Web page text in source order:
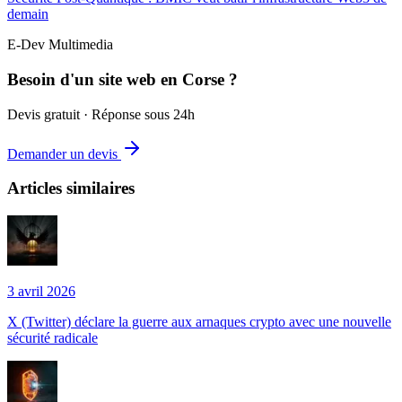
demain
E-Dev Multimedia
Besoin d'un site web en Corse ?
Devis gratuit · Réponse sous 24h
Demander un devis
Articles similaires
3 avril 2026
X (Twitter) déclare la guerre aux arnaques crypto avec une nouvelle
sécurité radicale